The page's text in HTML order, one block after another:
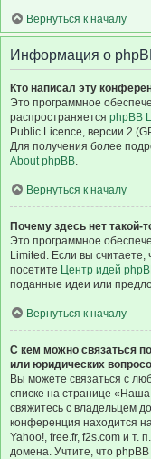
Вернуться к началу
Информация о
Кто написал эту
Это программное
распространяется phpBB
Public Licence, версии 2
Для получения более
About phpBB.
Вернуться к началу
Почему здесь нет такой-
Это программное
Limited. Если вы
посетите Центр идей
поданные идеи или
Вернуться к началу
С кем можно связаться
или юридических
Вы можете связаться с
списке на странице
свяжитесь с владельцем
конференция находится
Yahoo!, free.fr, f2s.com и т.
домена. Учтите, что phpBB